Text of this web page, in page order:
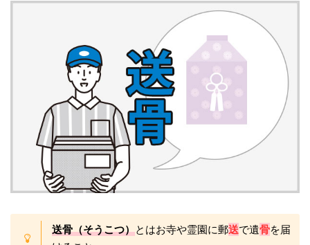
送骨（そうこつ）とはお寺や霊園に郵送で遺骨を届